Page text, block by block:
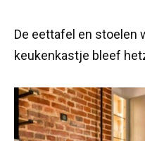
De eettafel en stoelen
keukenkastje bleef